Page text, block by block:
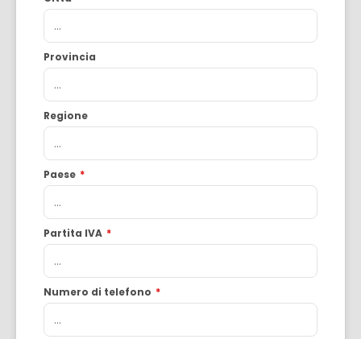
Provincia
Regione
Paese *
Partita IVA *
Numero di telefono *